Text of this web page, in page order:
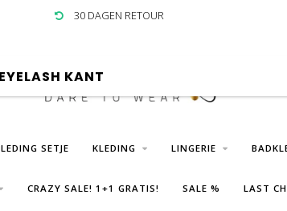
30 DAGEN RETOUR
SETJE KLEDING LINGERIE
CRAZY SALE! 1+1 GRATIS! SALE % LAST
KANT